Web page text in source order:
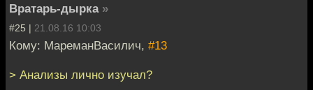
Вратарь-дырка »
#25 | 21.08.16 10:03
Кому: МареманВасилич, #13
> Анализы лично изучал?